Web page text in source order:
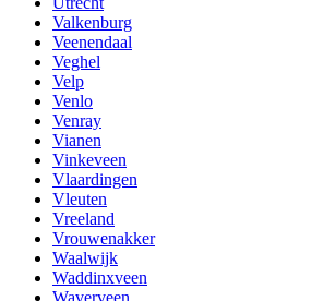
Valkenburg
Veenendaal
Veghel
Velp
Venlo
Venray
Vianen
Vinkeveen
Vlaardingen
Vleuten
Vreeland
Vrouwenakker
Waalwijk
Waddinxveen